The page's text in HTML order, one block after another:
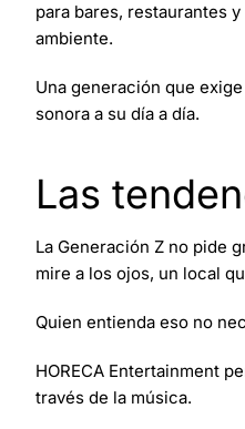
para bares, restaurantes
ambiente.
Una generación que
sonora a su día a día.
Las
La Generación Z no pide
mire a los ojos, un local
Quien entienda eso no
HORECA Entertainment
través de la música.